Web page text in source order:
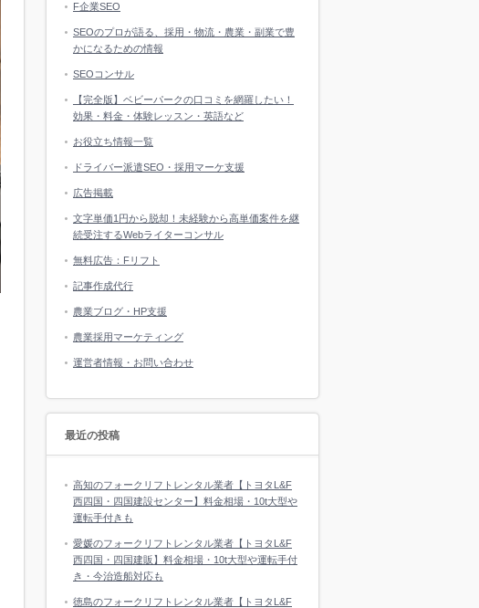
F企業SEO
SEOのプロが語る、採用・物流・農業・副業で豊
かになるための情報
SEOコンサル
【完全版】ベビーパークの口コミを網羅したい！
効果・料金・体験レッスン・英語など
お役立ち情報一覧
ドライバー派遣SEO・採用マーケ支援
広告掲載
文字単価1円から脱却！未経験から高単価案件を継
続受注するWebライターコンサル
無料広告：Fリフト
記事作成代行
農業ブログ・HP支援
農業採用マーケティング
運営者情報・お問い合わせ
最近の投稿
高知のフォークリフトレンタル業者【トヨタL&F
西四国・四国建設センター】料金相場・10t大型や
運転手付きも
愛媛のフォークリフトレンタル業者【トヨタL&F
西四国・四国建販】料金相場・10t大型や運転手付
き・今治造船対応も
徳島のフォークリフトレンタル業者【トヨタL&F